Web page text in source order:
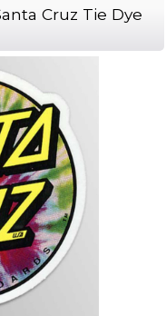
Cruz Tie Dye